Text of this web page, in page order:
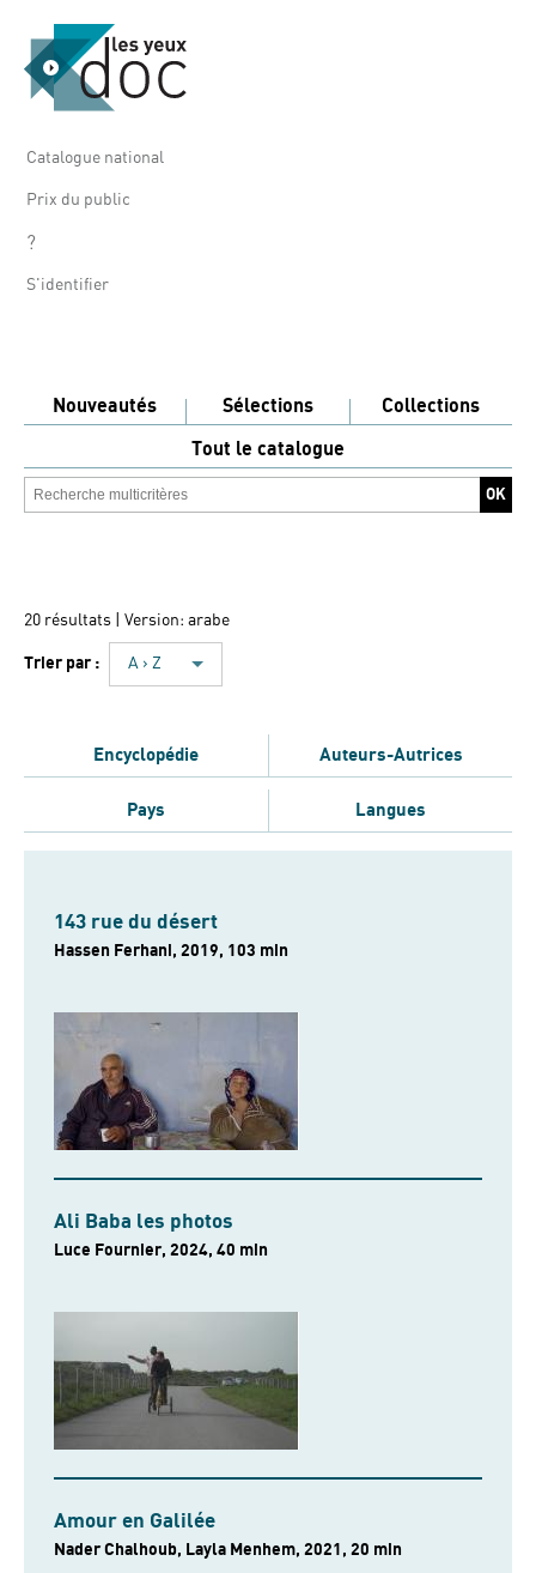
Catalogue national
Prix du public
?
S'identifier
Nouveautés Sélections
Collections
Tout le catalogue
20 résultats | Version: arabe
Trier par : A › Z
Encyclopédie Auteurs-Autrices
Pays Langues
143 rue du désert
Hassen Ferhani, 2019, 103 min
Ali Baba les photos
Luce Fournier, 2024, 40 min
Amour en Galilée
Nader Chalhoub, Layla Menhem, 2021, 20 min